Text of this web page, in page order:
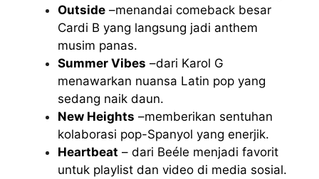
Outside –menandai comeback besar
Cardi B yang langsung jadi anthem
musim panas.
Summer Vibes –dari Karol G
menawarkan nuansa Latin pop yang
sedang naik daun.
New Heights –memberikan sentuhan
kolaborasi pop-Spanyol yang enerjik.
Heartbeat – dari Beéle menjadi favorit
untuk playlist dan video di media sosial.